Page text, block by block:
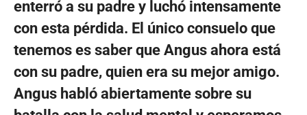
enterró a su padre y luchó intensamente
con esta pérdida. El único consuelo que
tenemos es saber que Angus ahora está
con su padre, quien era su mejor amigo.
Angus habló abiertamente sobre su